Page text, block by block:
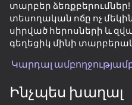
տարբեր
տեսողական ոճը ոչ
սիրված հերոսների և
գեղեցիկ մինի
Նկարագրություն:
✨ Դուք կարող եք ձեռք
Կարդալ
Ինչպես խաղալ